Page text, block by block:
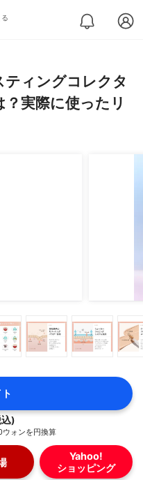
ィングコレクタ
実際に使ったリ
)
ォンを円換算
Yahoo!
ショッピング